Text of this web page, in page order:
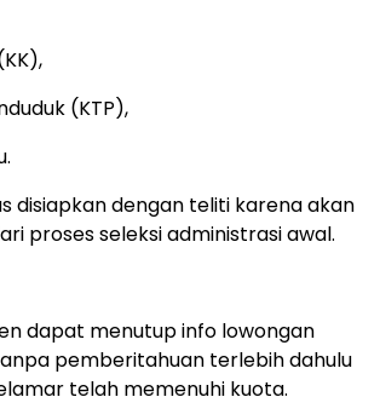
(KTP),
disiapkan dengan teliti karena akan
proses seleksi administrasi awal.
dapat menutup info lowongan
pemberitahuan terlebih dahulu
telah memenuhi kuota.